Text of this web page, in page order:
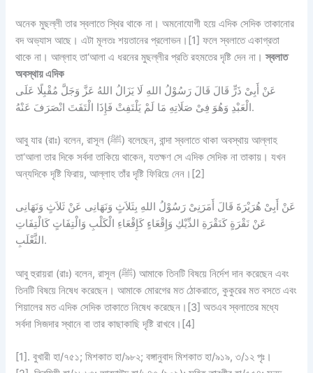
অনেক মুছল্লী তার স্বলাতে স্থির থাকে না। অমনোযোগী হয়ে এদিক সেদিক তাকানোর
বদ অভ্যাস আছে। এটা মূলতঃ শয়তানের প্রলোভন।[1] ফলে স্বলাতে একাগ্রতা
থাকে না। আল্লাহ তা‘আলা এ ধরনের মুছল্লীর প্রতি রহমতের দৃষ্টি দেন না।স্বলাত
অবস্থায় এদিক
عَنْ أَبِىْ ذَرٍّ قَالَ قَالَ رَسُوْلُ اللهِ لَا يَزَالُ اللهُ عَزَّ وَجَلَّ مُقْبِلًا عَلَى
الْعَبْدِ وَهُوَ فِىْ صَلَاتِهِ مَا لَمْ يَلْتَفِتْ فَإِذَا الْتَفَتَ انْصَرَفَ عَنْهُ.
আবু যার (রাঃ) বলেন, রাসূল (ﷺ) বলেছেন, বান্দা স্বলাতে থাকা অবস্থায় আল্লাহ
তা‘আলা তার দিকে সর্বদা তাকিয়ে থাকেন, যতক্ষণ সে এদিক সেদিক না তাকায়। যখন
অন্যদিকে দৃষ্টি ফিরায়, আল্লাহ তাঁর দৃষ্টি ফিরিয়ে নেন।[2]
عَنْ أَبِىْ هُرَيْرَةَ قَالَ أَمَرَنِىْ رَسُوْلُ اللهِ بِثَلاَثٍ وَنَهَانِى عَنْ ثَلاَثٍ وَنَهَانِى
عَنْ نَقْرَةٍ كَنَقْرَةِ الدِّيْكِ وَإِقْعَاءٍ كَإِقْعَاءِ الْكَلْبِ وَالْتِفَاتٍ كَالْتِفَاتِ
الثَّعْلَبِ.
আবু হুরায়রা (রাঃ) বলেন, রাসূল (ﷺ) আমাকে তিনটি বিষয়ে নির্দেশ দান করেছেন এবং
তিনটি বিষয়ে নিষেধ করেছেন। আমাকে মোরগের মত ঠোকরাতে, কুকুরের মত বসতে এবং
শিয়ালের মত এদিক সেদিক তাকাতে নিষেধ করেছেন।[3] অতএব স্বলাতের মধ্যে
সর্বদা সিজদার স্থানে বা তার কাছাকাছি দৃষ্টি রাখবে।[4]
[1]. বুখারী হা/৭৫১; মিশকাত হা/৯৮২; বঙ্গানুবাদ মিশকাত হা/৯১৯, ৩/১২ পৃঃ।